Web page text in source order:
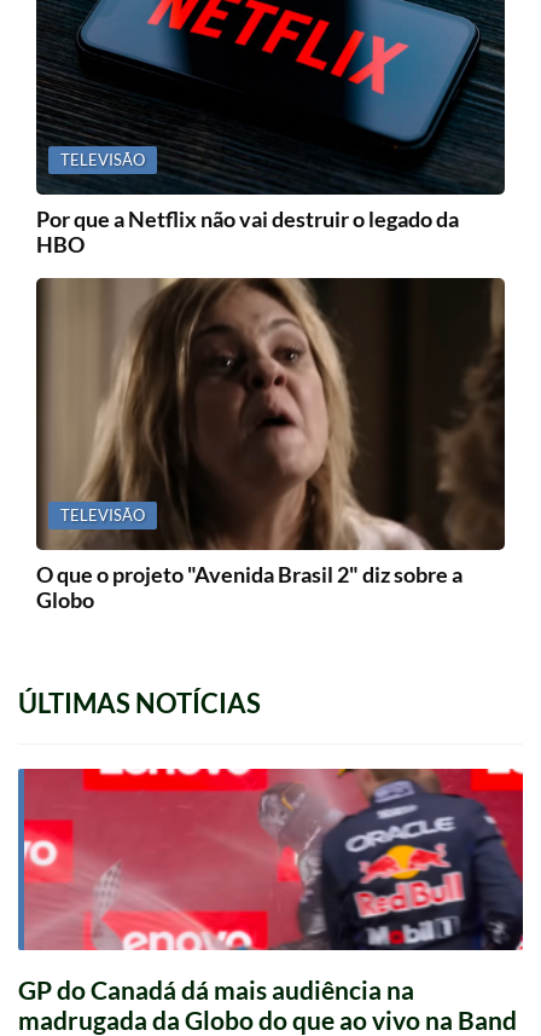
TELEVISÃO
Por que a Netflix não vai destruir o legado da
HBO
TELEVISÃO
O que o projeto "Avenida Brasil 2" diz sobre a
Globo
ÚLTIMAS NOTÍCIAS
GP do Canadá dá mais audiência na
madrugada da Globo do que ao vivo na Band